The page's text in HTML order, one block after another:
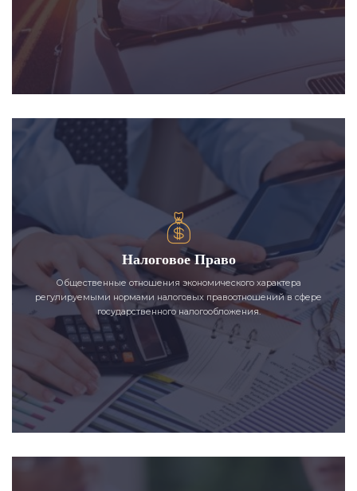
Налоговое Право
Общественные отношения экономического характера
регулируемыми нормами налоговых правоотношений в сфере
государственного налогообложения.